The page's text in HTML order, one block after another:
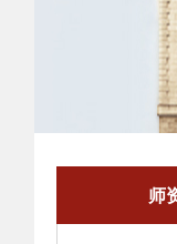
师